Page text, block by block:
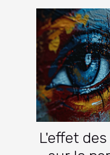
L'effet